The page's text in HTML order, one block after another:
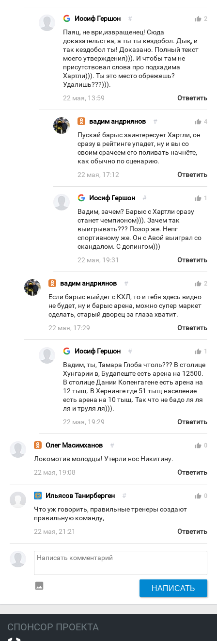
Иосиф Гершон # thumb_up 2
Паяц, не ври,извращенец! Сюда
доказательства, а ты ты кездобол. Дық, и
так кездобол ты! Доказано. Полный текст
моего утверждения))). И чтобы там не
присутствовал слова про подхадима
Хартли))). Ты это место обрежешь?
Удалишь???))).
22 мая, 13:59
Ответить
вадим андриянов # thumb_up 4
Пускай барыс заинтересует Хартли, он
сразу в рейтинге упадет, ну и вы со
своим срачеем его поливать начнёте,
как обычно по сценарию.
22 мая, 17:12
Ответить
Иосиф Гершон # thumb_up 1
Вадим, зачем? Барыс с Хартли сразу
станет чемпионом))). Зачем так
выигрывать??? Позор же. Непг
спортивному же. Он с Авой выиграл со
скандалом. С допингом)))
22 мая, 19:31
Ответить
вадим андриянов # thumb_up 2
Если барыс выйдет с КХЛ, то и тебя здесь видно
не будет, ну и барыс арена, можно супер маркет
сделать, старый дворец за глаза хватит.
22 мая, 17:29
Ответить
Иосиф Гершон # thumb_up 1
Вадим, ты, Тамара Глоба чтоль??? В столице
Хунгарии в, Будапеште есть арена на 12500.
В столице Дании Копенгагене есть арена на
12 тыщ. В Хернинге где 51 тыщ население
есть арена на 10 тыщ. Так что не 6адо ля ля
ля и труля ля))).
22 мая, 19:29
Ответить
Олег Масимханов # thumb_up 0
Локомотив молодцы! Утерли нос Никитину.
22 мая, 19:08
Ответить
Ильясов Танирберген # thumb_up 0
Что уж говорить, правильные тренеры создают
правильную команду,
22 мая, 21:21
Ответить
insert_photo НАПИСАТЬ
СПОНСОР ПРОЕКТА